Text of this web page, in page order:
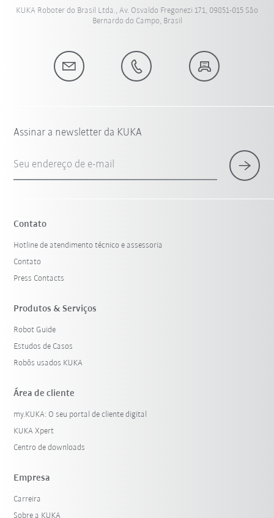
KUKA Roboter do Brasil Ltda., Av. Osvaldo Fregonezi 171, 09851-015 São
Bernardo do Campo, Brasil
Assinar a newsletter da KUKA
Seu endereço de e-mail
Contato
Hotline de atendimento técnico e assessoria
Contato
Press Contacts
Produtos & Serviços
Robot Guide
Estudos de Casos
Robôs usados KUKA
Área de cliente
my.KUKA: O seu portal de cliente digital
KUKA Xpert
Centro de downloads
Empresa
Carreira
Sobre a KUKA